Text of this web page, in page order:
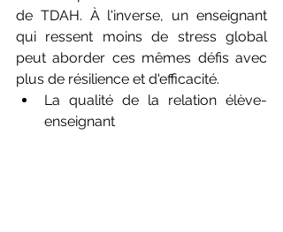
de TDAH. À l'inverse, un enseignant
qui ressent moins de stress global
peut aborder ces mêmes défis avec
plus de résilience et d'efficacité.
La qualité de la relation élève-
enseignant